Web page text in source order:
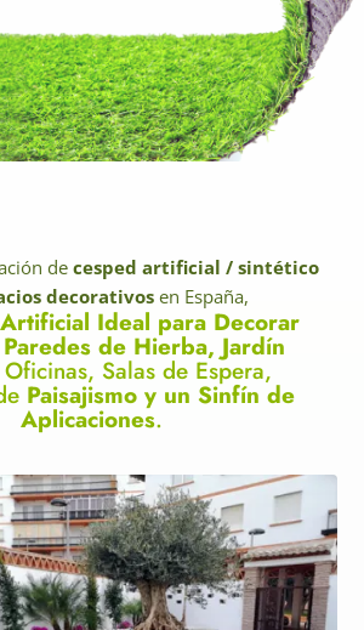
de cesped artificial / sintético
decorativos en España,
Ideal para Decorar
de Hierba, Jardín
Salas de Espera,
Paisajismo y un Sinfín de
Aplicaciones.